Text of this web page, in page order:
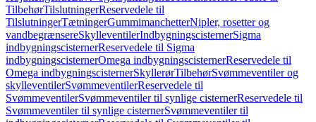
TilbehørTilslutningerReservedele til
TilslutningerTætningerGummimanchetterNipler, rosetter og
vandbegrænsereSkylleventilerIndbygningscisternerSigma
indbygningscisternerReservedele til Sigma
indbygningscisternerOmega indbygningscisternerReservedele til
Omega indbygningscisternerSkyllerørTilbehørSvømmeventiler og
skylleventilerSvømmeventilerReservedele til
SvømmeventilerSvømmeventiler til synlige cisternerReservedele til
Svømmeventiler til synlige cisternerSvømmeventiler til